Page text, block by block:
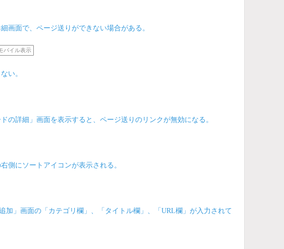
画面で、ページ送りができない場合がある。
バイル表示
い。
の詳細」画面を表示すると、ページ送りのリンクが無効になる。
側にソートアイコンが表示される。
加」画面の「カテゴリ欄」、「タイトル欄」、「URL欄」が入力されて